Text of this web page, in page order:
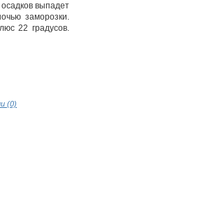
выпадет
заморозки.
22 градусов.
(0)